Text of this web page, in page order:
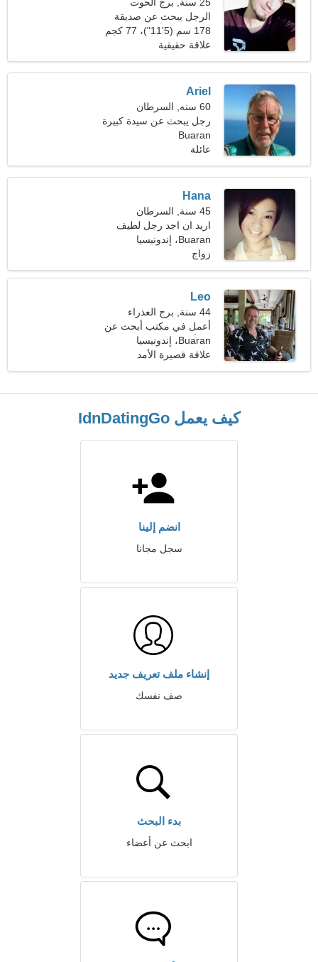
الرجل يبحث عن صديقة
178 سم (5'11")، 77 كجم
(169 رطلا)
علاقة حقيقية
Ariel
60 سنه, السرطان
رجل يبحث عن سيدة كبيرة
52-58
Buaran
عائلة
Hana
45 سنة, السرطان
اريد ان اجد رجل لطيف
Buaran، إندونيسيا
زواج
Leo
44 سنة, برج العذراء
أعمل في مكتب أبحث عن
امرأة رائعة
Buaran، إندونيسيا
علاقة قصيرة الأمد
كيف يعمل IdnDatingGo
انضم إلينا
سجل مجانا
إنشاء ملف تعريف جديد
صف نفسك
بدء البحث
ابحث عن أعضاء